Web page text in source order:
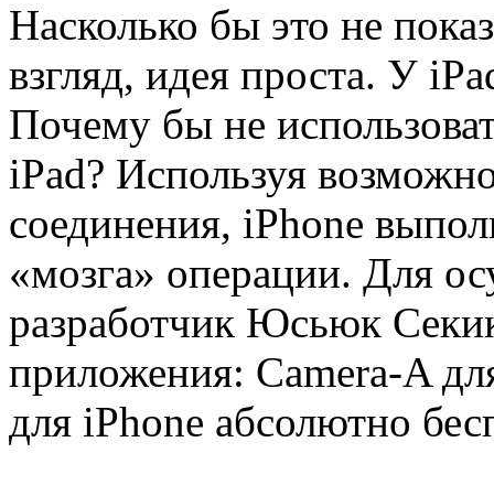
Насколько бы это не
взгляд, идея проста. У
Почему бы не
iPad? Используя
соединения, iPhone
«мозга» операции. Для
разработчик Юсьюк
приложения: Camera-A
для iPhone абсолютно